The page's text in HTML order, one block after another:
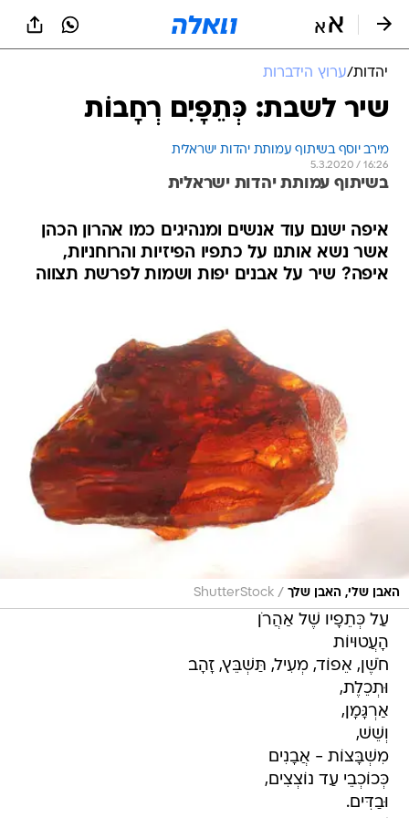
יהדות/ערוץ הידברות
שיר לשבת: כְּתֵפָיִם רְחָבוֹת
מירב יוסף בשיתוף עמותת יהדות ישראלית
5.3.2020 / 16:26
בשיתוף עמותת יהדות ישראלית
איפה ישנם עוד אנשים ומנהיגים כמו אהרון הכהן
אשר נשא אותנו על כתפיו הפיזיות והרוחניות,
איפה? שיר על אבנים יפות ושמות לפרשת תצווה
האבן שלי, האבן שלך /
ShutterStock
עַל כְּתֵפָיו שֶׁל אַהֲרֹן
הָעֲטוּיוֹת
חֹשֶׁן, אֵפוֹד, מְעִיל, תַּשְׁבֵּץ, זָהָב
וּתְכֵלֶת,
אַרְגָּמָן,
וְשֵׁשׁ,
מִשְׁבָּצוֹת - אֲבָנִים
כְּכוֹכְבֵי עַד נוֹצְצִים,
וּבַדִּים.